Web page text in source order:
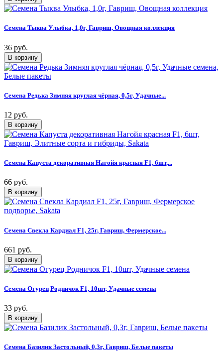
Семена Тыква Улыбка, 1,0г, Гавриш, Овощная коллекция
36 руб.
Семена Редька Зимняя круглая чёрная, 0,5г, Удачные...
12 руб.
Семена Капуста декоративная Нагойя красная F1, 6шт,...
66 руб.
Семена Свекла Кардиал F1, 25г, Гавриш, Фермерское...
661 руб.
Семена Огурец Родничок F1, 10шт, Удачные семена
33 руб.
Семена Базилик Застольный, 0,3г, Гавриш, Белые пакеты